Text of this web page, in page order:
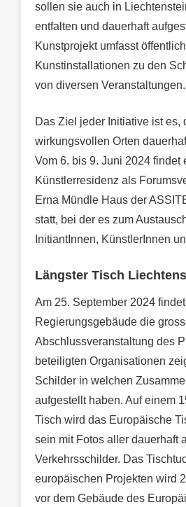
sollen sie auch in
entfalten und dauerhaft
Kunstprojekt umfasst
Kunstinstallationen zu den
von diversen Veranstaltungen.
Das Ziel jeder Initiative ist es,
wirkungsvollen Orten
Vom 6. bis 9. Juni 2024 findet
Künstlerresidenz als
Erna Mündle Haus der
statt, bei der es zum
InitiantInnen, KünstlerInnen
Längster Tisch
Am 25. September 2024
Regierungsgebäude die
Abschlussveranstaltung des
beteiligten Organisationen
Schilder in welchen
aufgestellt haben. Auf einem
Tisch wird das Europäische
sein mit Fotos aller dauerhaft
Verkehrsschilder. Das
europäischen Projekten wird
vor dem Gebäude des